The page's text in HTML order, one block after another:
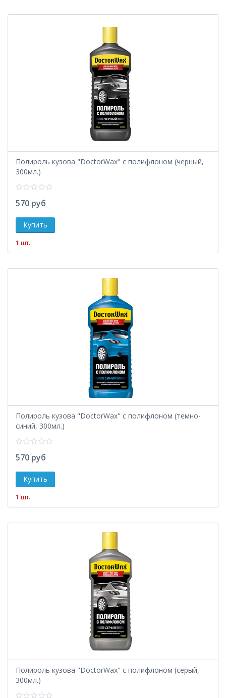
Полироль кузова "DoctorWax" с полифлоном (черный,
300мл.)
570 руб
1 шт.
Полироль кузова "DoctorWax" с полифлоном (темно-
синий, 300мл.)
570 руб
1 шт.
Полироль кузова "DoctorWax" с полифлоном (серый,
300мл.)